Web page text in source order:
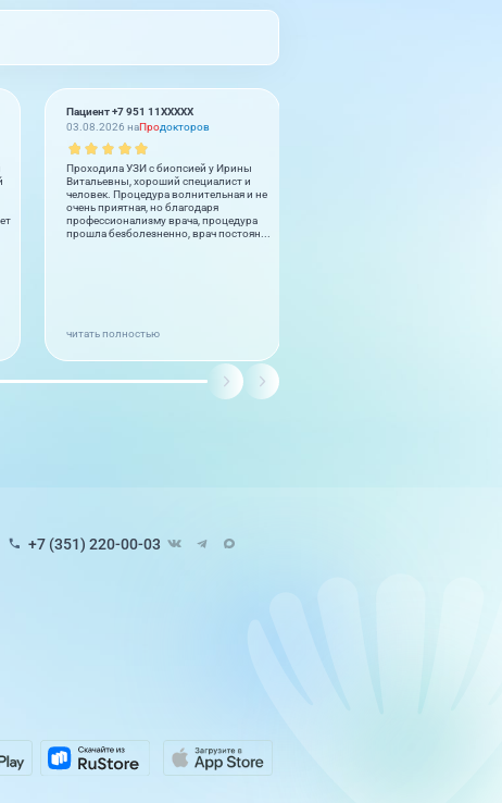
Пациент +7 951 11XXXXX
03.08.2026 наПродокторов
Проходила УЗИ с биопсией у Ирины
Витальевны, хороший специалист и
человек. Процедура волнительная и не
очень приятная, но благодаря
профессионализму врача, процедура
прошла безболезненно, врач постоян...
читать полностью
+7 (351) 220-00-03
ЭКО и репродуктивные